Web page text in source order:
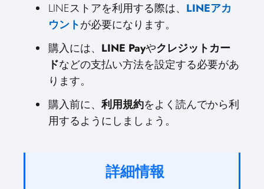
LINEストアを利用する際は、 LINEアカ
ウントが必要になります。
購入には、 LINE Payやクレジットカー
ドなどの支払い方法を設定する必要があ
ります。
購入前に、 利用規約をよく読んでから利
用するようにしましょう。
詳細情報